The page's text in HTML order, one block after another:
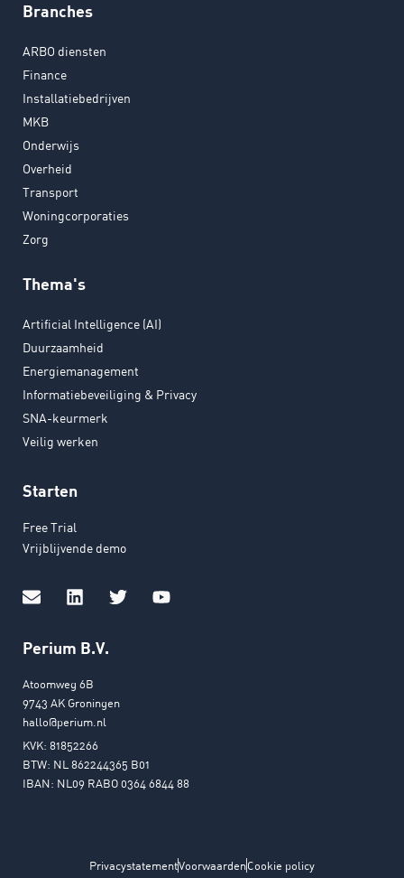
Branches
ARBO diensten
Finance
Installatiebedrijven
MKB
Onderwijs
Overheid
Transport
Woningcorporaties
Zorg
Thema's
Artificial Intelligence (AI)
Duurzaamheid
Energiemanagement
Informatiebeveiliging & Privacy
SNA-keurmerk
Veilig werken
Starten
Free Trial
Vrijblijvende demo
Perium B.V.
Atoomweg 6B
9743 AK Groningen
hallo@perium.nl
KVK: 81852266
BTW: NL 862244365 B01
IBAN: NL09 RABO 0364 6844 88
PrivacystatementVoorwaardenCookie policy